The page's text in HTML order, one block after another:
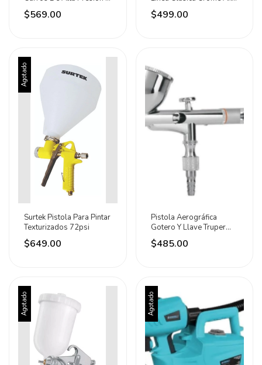
Litro Surtek
Plateado/amarillo
$569.00
Rojo
$499.00
Agotado
Surtek Pistola Para Pintar
Texturizados 72psi
$649.00
Pistola Aerográfica
Gotero Y Llave Truper
Plateado
$485.00
Agotado Agotado